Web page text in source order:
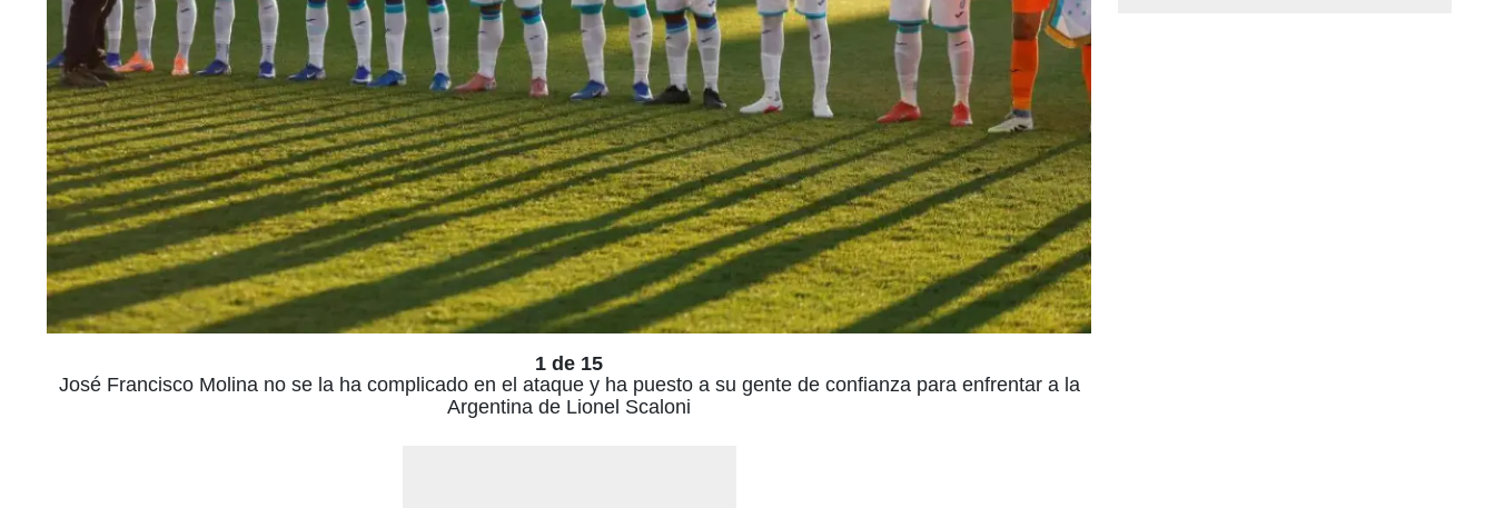
1 de 15
José Francisco Molina no se la ha complicado en el ataque y ha puesto a su gente de confianza para enfrentar a la
Argentina de Lionel Scaloni